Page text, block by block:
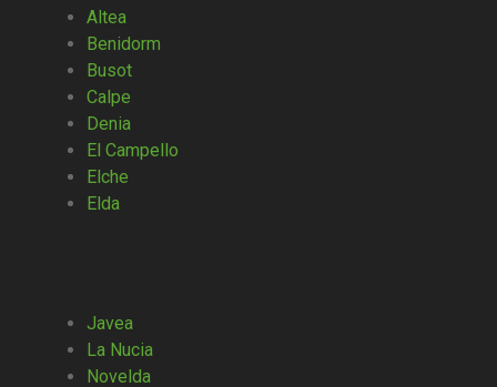
Altea
Benidorm
Busot
Calpe
Denia
El Campello
Elche
Elda
Javea
La Nucia
Novelda